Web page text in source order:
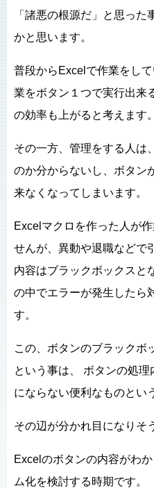
「諸悪の根源だ」と思っ
かと思います。
普段からExcelで作業をし
業をボタン１つで実行出来
の効率も上がると考えます。
その一方、管理をする人は
のか分からないし、ボタン
来なくなってしまいます。
Excelマクロを作った人が
せんが、異動や退職などで
内容はブラックボックスと
の中でエラーが発生したら
す。
この、ボタンのブラックボ
という事は、 ボタンの処
にならない便利なものとい
その辺が分かれ目になりそ
Excelのボタンの内容がわ
ム化を検討する時期です。